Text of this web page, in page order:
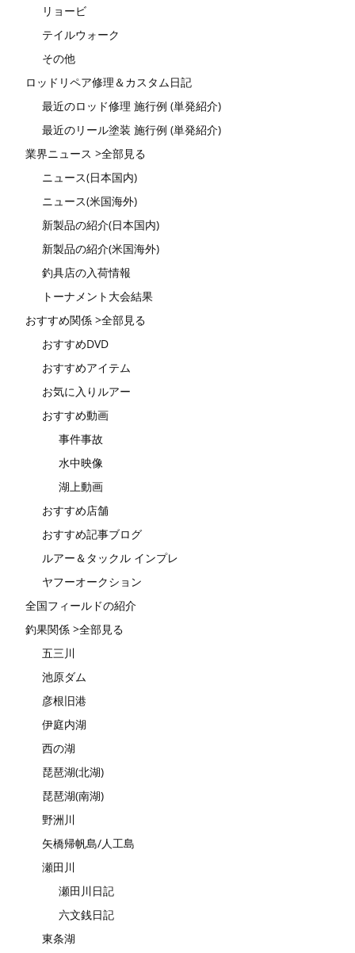
リョービ
テイルウォーク
その他
ロッドリペア修理＆カスタム日記
最近のロッド修理 施行例 (単発紹介)
最近のリール塗装 施行例 (単発紹介)
業界ニュース >全部見る
ニュース(日本国内)
ニュース(米国海外)
新製品の紹介(日本国内)
新製品の紹介(米国海外)
釣具店の入荷情報
トーナメント大会結果
おすすめ関係 >全部見る
おすすめDVD
おすすめアイテム
お気に入りルアー
おすすめ動画
事件事故
水中映像
湖上動画
おすすめ店舗
おすすめ記事ブログ
ルアー＆タックル インプレ
ヤフーオークション
全国フィールドの紹介
釣果関係 >全部見る
五三川
池原ダム
彦根旧港
伊庭内湖
西の湖
琵琶湖(北湖)
琵琶湖(南湖)
野洲川
矢橋帰帆島/人工島
瀬田川
瀬田川日記
六文銭日記
東条湖